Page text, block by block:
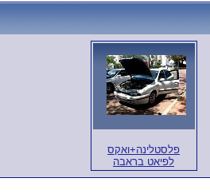
פלסטלינה+ואקס
לפיאט בראבה